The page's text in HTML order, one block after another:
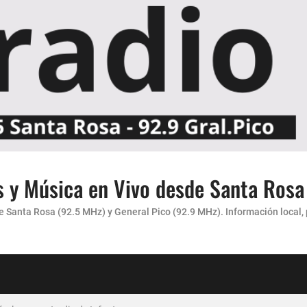
Música en Vivo desde Santa Rosa
Rosa (92.5 MHz) y General Pico (92.9 MHz). Información